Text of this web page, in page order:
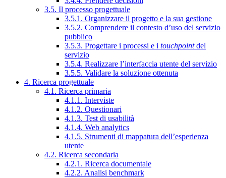
3.5. Il processo progettuale
3.5.1. Organizzare il progetto e la sua gestione
3.5.2. Comprendere il contesto d’uso del servizio
pubblico
3.5.3. Progettare i processi e i touchpointdel
servizio
3.5.4. Realizzare l’interfaccia utente del servizio
3.5.5. Validare la soluzione ottenuta
4. Ricerca progettuale
4.1. Ricerca primaria
4.1.1. Interviste
4.1.2. Questionari
4.1.3. Test di usabilità
4.1.4. Web analytics
4.1.5. Strumenti di mappatura dell’esperienza
utente
4.2. Ricerca secondaria
4.2.1. Ricerca documentale
4.2.2. Analisi benchmark